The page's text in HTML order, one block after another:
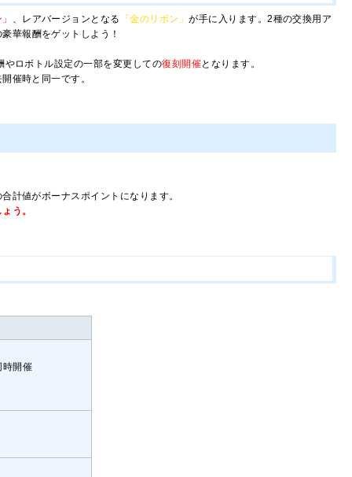
、レアバージョンとなる 「金のリボン」が手に入ります。2種の交換用ア
華報酬をゲットしよう！
やロボトル設定の一部を変更しての復刻開催となります。
催時と同一です。
計値がボーナスポイントになります。
う。
時開催